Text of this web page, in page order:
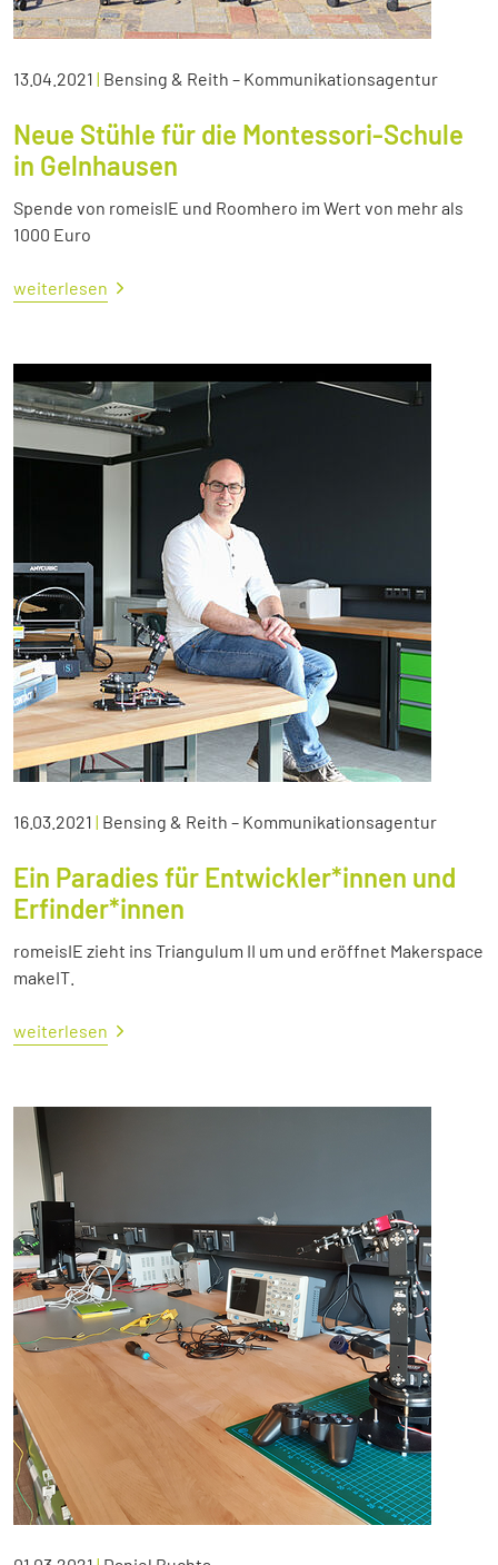
13.04.2021 | Bensing & Reith – Kommunikationsagentur
Neue Stühle für die Montessori-Schule
in Gelnhausen
Spende von romeisIE und Roomhero im Wert von mehr als
1000 Euro
weiterlesen
16.03.2021 | Bensing & Reith – Kommunikationsagentur
Ein Paradies für Entwickler*innen und
Erfinder*innen
romeisIE zieht ins Triangulum II um und eröffnet Makerspace
makeIT.
weiterlesen